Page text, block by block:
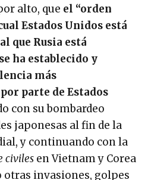
alto, que el “orden
Estados Unidos está
que Rusia está
ha establecido y
más
parte de Estados
con su bombardeo
japonesas al fin de la
y continuando con la
civiles en Vietnam y Corea
otras invasiones, golpes